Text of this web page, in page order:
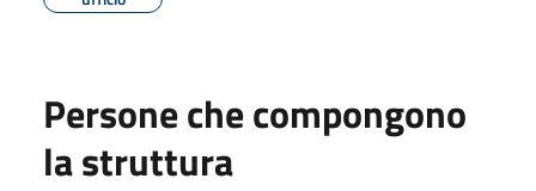
Persone che compongono
la struttura